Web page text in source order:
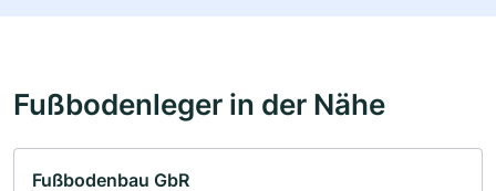
Fußbodenleger in der Nähe
Fußbodenbau GbR